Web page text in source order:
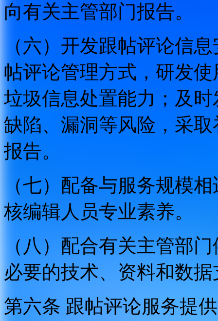
向有关主管部门报告。
（六）开发跟帖评论信
帖评论管理方式，研发
垃圾信息处置能力；及
缺陷、漏洞等风险，采
报告。
（七）配备与服务规模
核编辑人员专业素养。
（八）配合有关主管部
必要的技术、资料和数
第六条 跟帖评论服务提